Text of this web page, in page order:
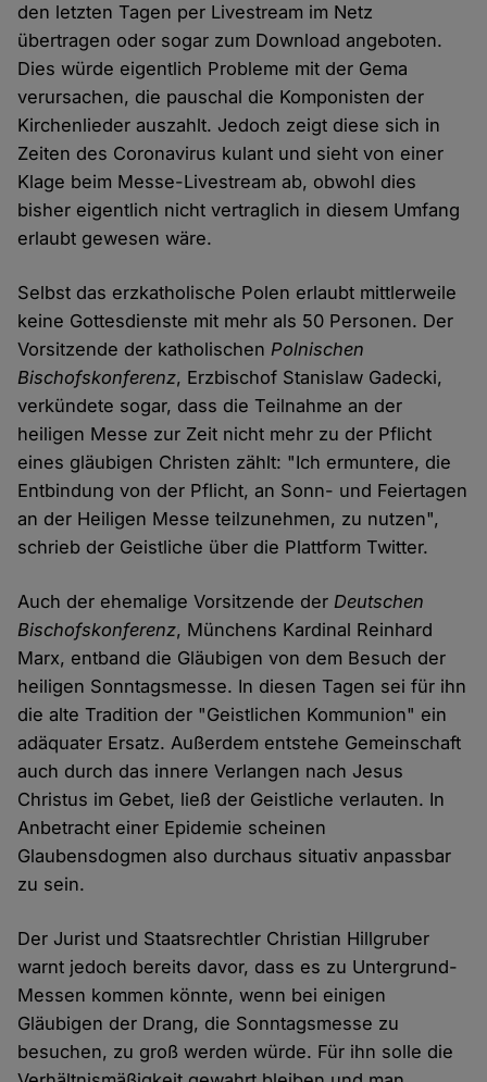
den letzten Tagen per Livestream im Netz
übertragen oder sogar zum Download angeboten.
Dies würde eigentlich Probleme mit der Gema
verursachen, die pauschal die Komponisten der
Kirchenlieder auszahlt. Jedoch zeigt diese sich in
Zeiten des Coronavirus kulant und sieht von einer
Klage beim Messe-Livestream ab, obwohl dies
bisher eigentlich nicht vertraglich in diesem Umfang
erlaubt gewesen wäre.
Selbst das erzkatholische Polen erlaubt mittlerweile
keine Gottesdienste mit mehr als 50 Personen. Der
Vorsitzende der katholischenPolnischen
Bischofskonferenz, Erzbischof Stanislaw Gadecki,
verkündete sogar, dass die Teilnahme an der
heiligen Messe zur Zeit nicht mehr zu der Pflicht
eines gläubigen Christen zählt: "Ich ermuntere, die
Entbindung von der Pflicht, an Sonn- und Feiertagen
an der Heiligen Messe teilzunehmen, zu nutzen",
schrieb der Geistliche über die Plattform Twitter.
Auch der ehemalige Vorsitzende derDeutschen
Bischofskonferenz, Münchens Kardinal Reinhard
Marx, entband die Gläubigen von dem Besuch der
heiligen Sonntagsmesse. In diesen Tagen sei für ihn
die alte Tradition der "Geistlichen Kommunion" ein
adäquater Ersatz. Außerdem entstehe Gemeinschaft
auch durch das innere Verlangen nach Jesus
Christus im Gebet, ließ der Geistliche verlauten. In
Anbetracht einer Epidemie scheinen
Glaubensdogmen also durchaus situativ anpassbar
zu sein.
Der Jurist und Staatsrechtler Christian Hillgruber
warnt jedoch bereits davor, dass es zu Untergrund-
Messen kommen könnte, wenn bei einigen
Gläubigen der Drang, die Sonntagsmesse zu
besuchen, zu groß werden würde. Für ihn solle die